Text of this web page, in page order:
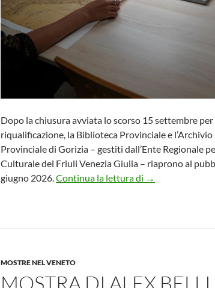
Dopo la chiusura avviata lo scorso 15 settembre
riqualificazione, la Biblioteca Provinciale e
Provinciale di Gorizia – gestiti dall’Ente Regionale
Culturale del Friuli Venezia Giulia – riaprono al
giugno 2026.Continua la lettura di Riaprono al
→
MOSTRE NEL VENETO
MOSTRA DI ALEX BELLI